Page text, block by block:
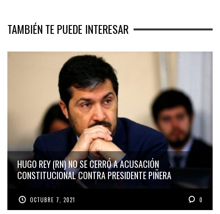
TAMBIÉN TE PUEDE INTERESAR
HUGO REY (RN) NO SE CERRÓ A ACUSACIÓN
CONSTITUCIONAL CONTRA PRESIDENTE PIÑERA
OCTUBRE 7, 2021 0